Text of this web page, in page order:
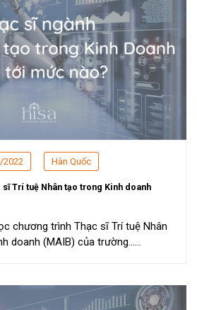
2022 Hàn Quốc
sĩ Trí tuệ Nhân tạo trong Kinh doanh
chương trình Thạc sĩ Trí tuệ Nhân
doanh (MAIB) của trường...